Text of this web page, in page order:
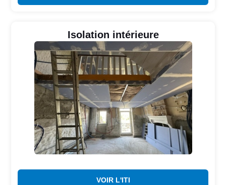
Isolation intérieure
VOIR L'ITI